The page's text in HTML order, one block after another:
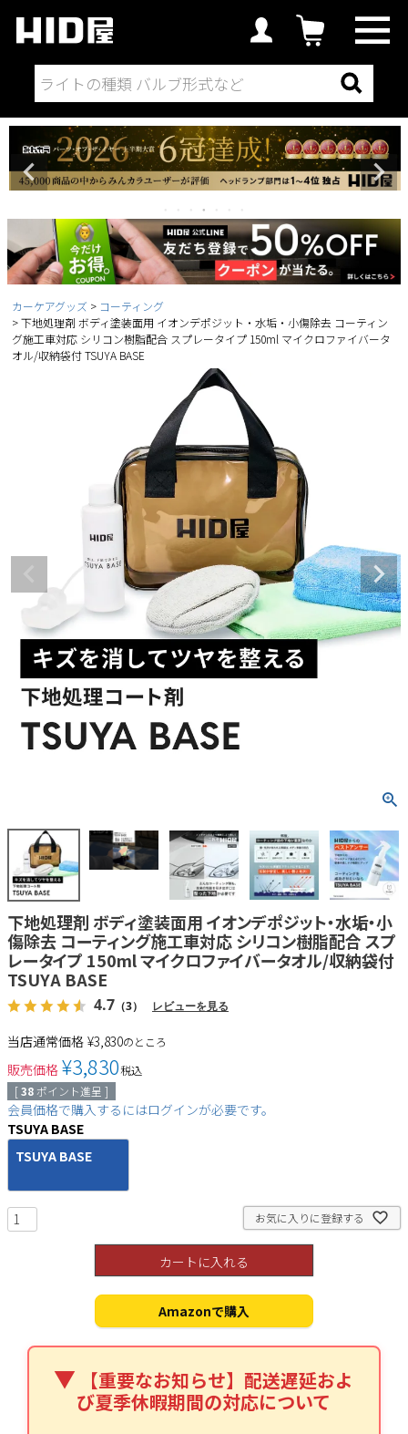
検索
カーケアグッズ
コーティング
下地処理剤 ボディ塗装面用 イオンデポジット・水垢・小傷除去 コーティン
グ施工車対応 シリコン樹脂配合 スプレータイプ 150ml マイクロファイバータ
オル/収納袋付 TSUYA BASE
下地処理剤 ボディ塗装面用 イオンデポジット・水垢・小
傷除去 コーティング施工車対応 シリコン樹脂配合 スプ
レータイプ 150ml マイクロファイバータオル/収納袋付
TSUYA BASE
4.7 （3） レビューを見る
当店通常価格 ¥3,830のところ
販売価格 ¥3,830税込
[38 ポイント進呈 ]
会員価格で購入するにはログインが必要です。
TSUYA BASE
TSUYA BASE
お気に入りに登録する
カートに入れる
Amazonで購入
【重要なお知らせ】配送遅延およ
び夏季休暇期間の対応について